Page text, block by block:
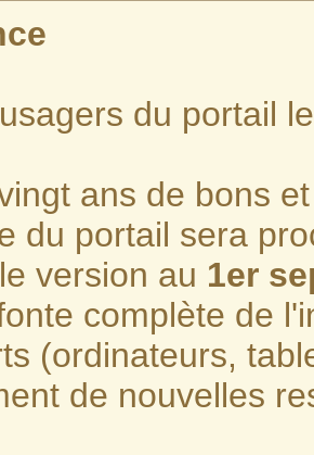
du portail
ans de bons
du portail sera
version au 1er
complète de
(ordinateurs,
de nouvelles